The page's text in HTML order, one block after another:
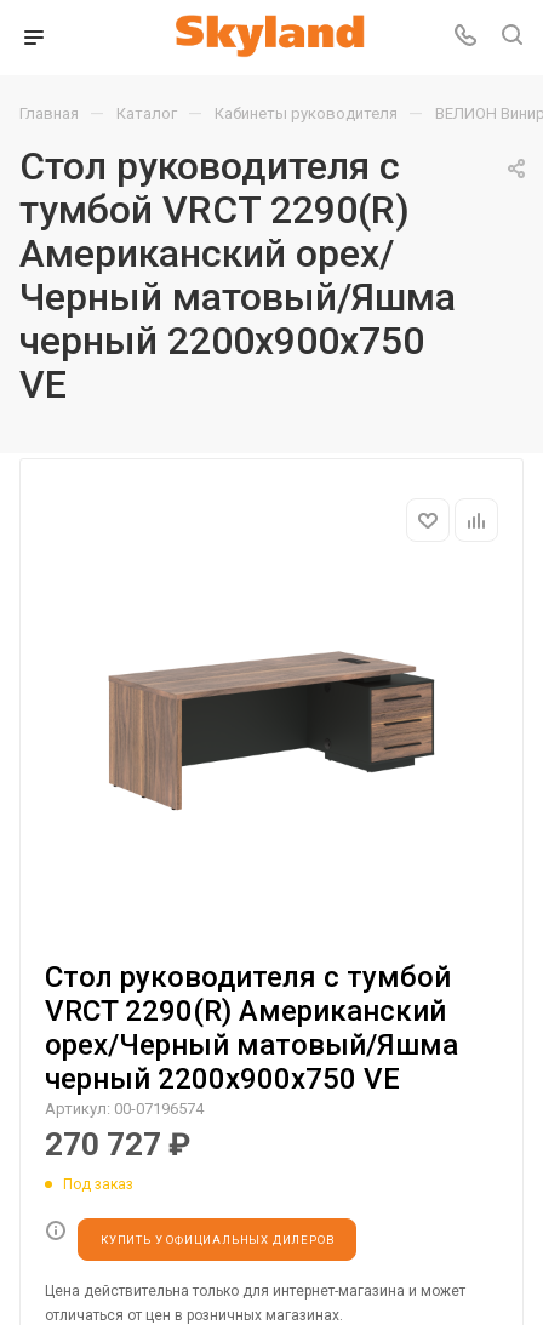
Главная — Каталог — Кабинеты руководителя — ВЕЛИОН Винир
Стол руководителя с
тумбой VRCT 2290(R)
Американский орех/
Черный матовый/Яшма
черный 2200х900х750
VE
Стол руководителя с тумбой
VRCT 2290(R) Американский
орех/Черный матовый/Яшма
черный 2200х900х750 VE
Артикул: 00-07196574
270 727 ₽
Под заказ
КУПИТЬ У ОФИЦИАЛЬНЫХ ДИЛЕРОВ
Цена действительна только для интернет-магазина и может
отличаться от цен в розничных магазинах.